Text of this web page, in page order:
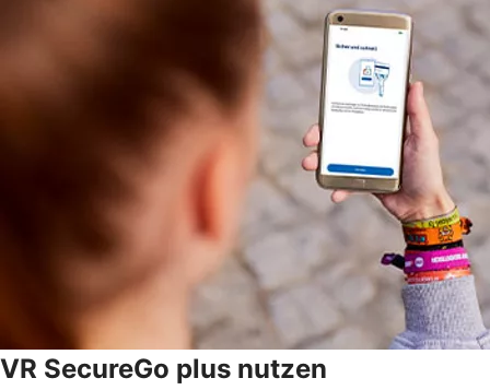
VR SecureGo plus nutzen